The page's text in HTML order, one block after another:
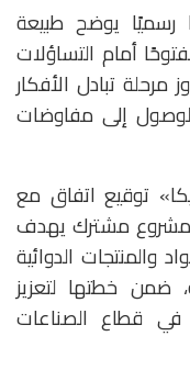
رسميًا يوضح طبيعة
أمام التساؤلات
مرحلة تبادل الأفكار
إلى مفاوضات
توقيع اتفاق مع
مشترك يهدف
والمنتجات الدوائية
ضمن خطتها لتعزيز
في قطاع الصناعات